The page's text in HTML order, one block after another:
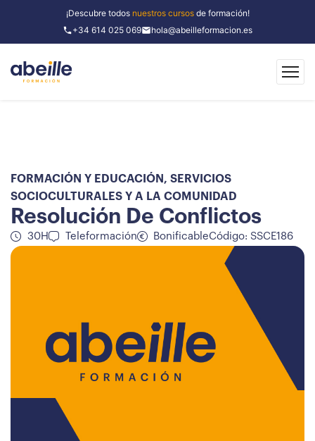
¡Descubre todos nuestros cursosde formación!
+34 614 025 069
hola@abeilleformacion.es
FORMACIÓN Y EDUCACIÓN , SERVICIOS
SOCIOCULTURALES Y A LA COMUNIDAD
Resolución De Conflictos
30H Teleformación BonificableCódigo: SSCE186